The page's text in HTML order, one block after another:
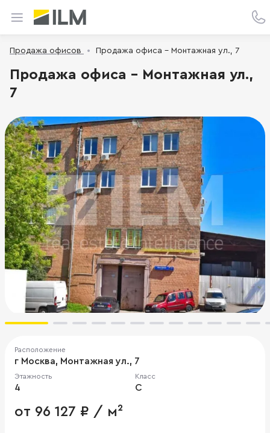
Продажа офисов Продажа офиса - Монтажная ул., 7
Продажа офиса - Монтажная ул.,
7
Расположение
г Москва, Монтажная ул., 7
Этажность
4
Класс
C
от 96 127 ₽ / м²